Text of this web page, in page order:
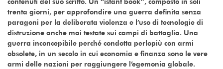
trenta giorni, per approfondire una guerra definita senza
paragoni per la deliberata violenza e l’uso di tecnologie di
distruzione anche mai testate sui campi di battaglia. Una
guerra inconcepibile perché condotta perlopiù con armi
obsolete, in un secolo in cui economia e finanza sono le vere
armi delle nazioni per raggiungere l’egemonia globale.